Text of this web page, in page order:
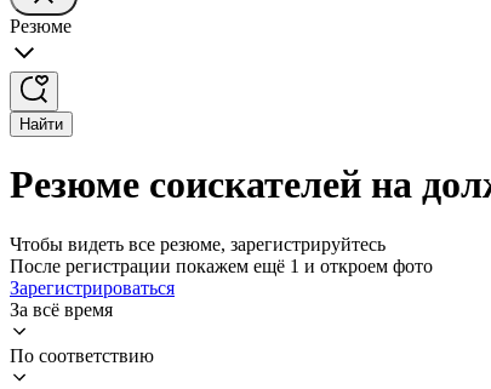
Резюме
Найти
Резюме соискателей на
Чтобы видеть все резюме, зарегистрируйтесь
После регистрации покажем ещё 1 и откроем фото
Зарегистрироваться
За всё время
По соответствию